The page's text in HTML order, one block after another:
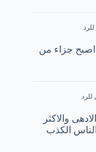
اصبح جزاء من
والاكثر
الكذب